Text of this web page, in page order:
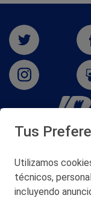
Tus
Utilizamos
técnicos,
incluyendo